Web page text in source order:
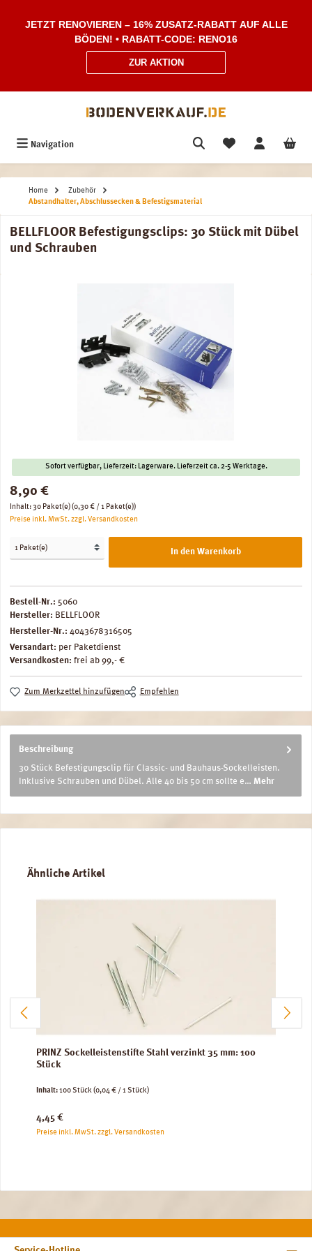
JETZT RENOVIEREN – 16% ZUSATZ-RABATT AUF ALLE
BÖDEN! • RABATT-CODE: RENO16
ZUR AKTION
Navigation
Home
Zubehör
Abstandhalter, Abschlussecken & Befestigsmaterial
BELLFLOOR Befestigungsclips: 30 Stück mit Dübel
und Schrauben
Sofort verfügbar, Lieferzeit: Lagerware. Lieferzeit ca. 2-5 Werktage.
Regulärer Preis:
8,90 €
Inhalt:30 Paket(e)(0,30 € / 1 Paket(e))
Preise inkl. MwSt. zzgl. Versandkosten
In den Warenkorb
Bestell-Nr.: 5060
Hersteller: BELLFLOOR
Hersteller-Nr.: 4043678316505
Versandart: per Paketdienst
Versandkosten: frei ab 99,- €
Zum Merkzettel hinzufügen Empfehlen
Beschreibung
30 Stück Befestigungsclip für Classic- und Bauhaus-Sockelleisten.
Inklusive Schrauben und Dübel. Alle 40 bis 50 cm sollte e… Mehr
Produktgalerie überspringen
Ähnliche Artikel
PRINZ Sockelleistenstifte Stahl verzinkt 35 mm: 100
Stück
Inhalt:100 Stück(0,04 € / 1 Stück)
Regulärer Preis:
4,45 €
Preise inkl. MwSt. zzgl. Versandkosten